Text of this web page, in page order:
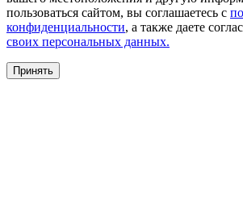
пользоваться сайтом, вы соглашаетесь с
конфиденциальности, а также даете
своих персональных данных.
Принять